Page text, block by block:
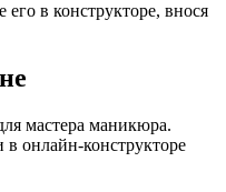
в конструкторе, внося
мастера маникюра.
онлайн-конструкторе